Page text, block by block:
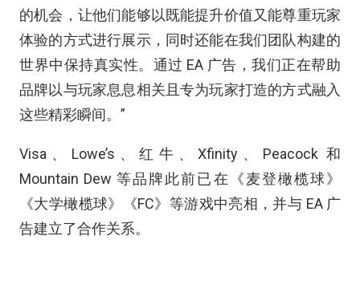
的机会，让他们能够以既能提升价值又能尊重玩家
体验的方式进行展示，同时还能在我们团队构建的
世界中保持真实性。通过 EA 广告，我们正在帮助
品牌以与玩家息息相关且专为玩家打造的方式融入
这些精彩瞬间。”
Visa、Lowe’s、红牛、Xfinity、Peacock 和
Mountain Dew 等品牌此前已在《麦登橄榄球》
《大学橄榄球》《FC》等游戏中亮相，并与 EA 广
告建立了合作关系。